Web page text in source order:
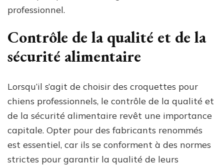
professionnel.
Contrôle de la qualité et de la
sécurité alimentaire
Lorsqu’il s’agit de choisir des croquettes pour
chiens professionnels, le contrôle de la qualité et
de la sécurité alimentaire revêt une importance
capitale. Opter pour des fabricants renommés
est essentiel, car ils se conforment à des normes
strictes pour garantir la qualité de leurs